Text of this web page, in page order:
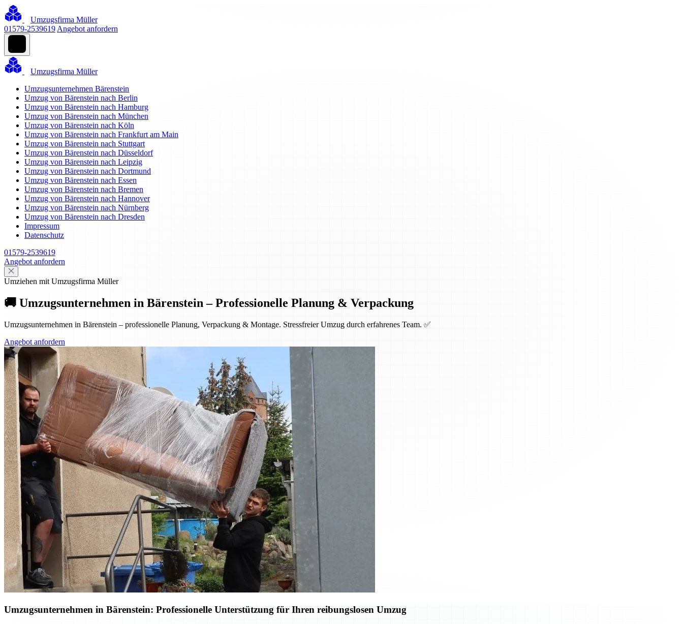
Umzugsfirma Müller
01579-2539619 Angebot anfordern
Umzugsfirma Müller
Umzugsunternehmen Bärenstein
Umzug von Bärenstein nach Berlin
Umzug von Bärenstein nach Hamburg
Umzug von Bärenstein nach München
Umzug von Bärenstein nach Köln
Umzug von Bärenstein nach Frankfurt am Main
Umzug von Bärenstein nach Stuttgart
Umzug von Bärenstein nach Düsseldorf
Umzug von Bärenstein nach Leipzig
Umzug von Bärenstein nach Dortmund
Umzug von Bärenstein nach Essen
Umzug von Bärenstein nach Bremen
Umzug von Bärenstein nach Hannover
Umzug von Bärenstein nach Nürnberg
Umzug von Bärenstein nach Dresden
Impressum
Datenschutz
01579-2539619
Angebot anfordern
Umziehen mit Umzugsfirma Müller
🚚 Umzugsunternehmen in Bärenstein – Professionelle Planung & Verpackung
Umzugsunternehmen in Bärenstein – professionelle Planung, Verpackung & Montage. Stressfreier Umzug durch erfahrenes Team. ✅
Angebot anfordern
Umzugsunternehmen in Bärenstein: Professionelle Unterstützung für Ihren reibungslosen Umzug